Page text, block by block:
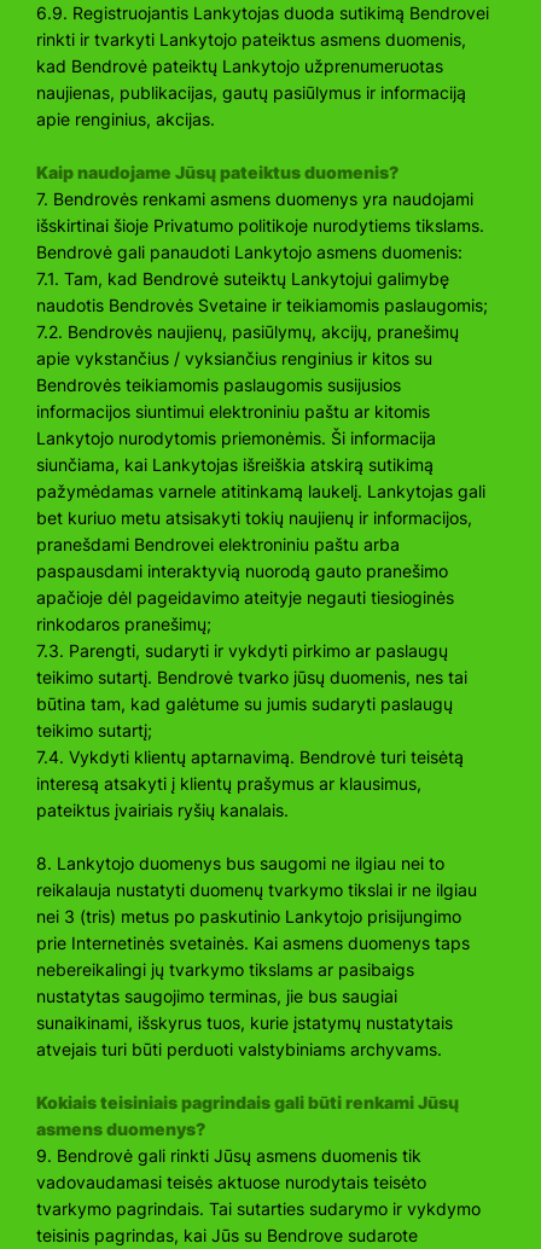
6.9. Registruojantis Lankytojas duoda sutikimą Bendrovei
rinkti ir tvarkyti Lankytojo pateiktus asmens duomenis,
kad Bendrovė pateiktų Lankytojo užprenumeruotas
naujienas, publikacijas, gautų pasiūlymus ir informaciją
apie renginius, akcijas.
Kaip naudojame Jūsų pateiktus duomenis?
7. Bendrovės renkami asmens duomenys yra naudojami
išskirtinai šioje Privatumo politikoje nurodytiems tikslams.
Bendrovė gali panaudoti Lankytojo asmens duomenis:
7.1. Tam, kad Bendrovė suteiktų Lankytojui galimybę
naudotis Bendrovės Svetaine ir teikiamomis paslaugomis;
7.2. Bendrovės naujienų, pasiūlymų, akcijų, pranešimų
apie vykstančius / vyksiančius renginius ir kitos su
Bendrovės teikiamomis paslaugomis susijusios
informacijos siuntimui elektroniniu paštu ar kitomis
Lankytojo nurodytomis priemonėmis. Ši informacija
siunčiama, kai Lankytojas išreiškia atskirą sutikimą
pažymėdamas varnele atitinkamą laukelį. Lankytojas gali
bet kuriuo metu atsisakyti tokių naujienų ir informacijos,
pranešdami Bendrovei elektroniniu paštu arba
paspausdami interaktyvią nuorodą gauto pranešimo
apačioje dėl pageidavimo ateityje negauti tiesioginės
rinkodaros pranešimų;
7.3. Parengti, sudaryti ir vykdyti pirkimo ar paslaugų
teikimo sutartį. Bendrovė tvarko jūsų duomenis, nes tai
būtina tam, kad galėtume su jumis sudaryti paslaugų
teikimo sutartį;
7.4. Vykdyti klientų aptarnavimą. Bendrovė turi teisėtą
interesą atsakyti į klientų prašymus ar klausimus,
pateiktus įvairiais ryšių kanalais.
8. Lankytojo duomenys bus saugomi ne ilgiau nei to
reikalauja nustatyti duomenų tvarkymo tikslai ir ne ilgiau
nei 3 (tris) metus po paskutinio Lankytojo prisijungimo
prie Internetinės svetainės. Kai asmens duomenys taps
nebereikalingi jų tvarkymo tikslams ar pasibaigs
nustatytas saugojimo terminas, jie bus saugiai
sunaikinami, išskyrus tuos, kurie įstatymų nustatytais
atvejais turi būti perduoti valstybiniams archyvams.
Kokiais teisiniais pagrindais gali būti renkami Jūsų
asmens duomenys?
9. Bendrovė gali rinkti Jūsų asmens duomenis tik
vadovaudamasi teisės aktuose nurodytais teisėto
tvarkymo pagrindais. Tai sutarties sudarymo ir vykdymo
teisinis pagrindas, kai Jūs su Bendrove sudarote